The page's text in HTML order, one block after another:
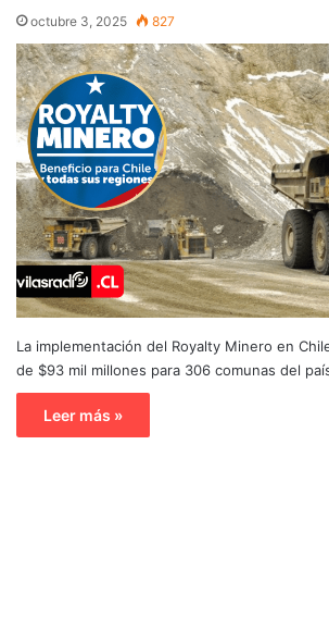
octubre 3, 2025 827
La implementación del Royalty Minero en
de $93 mil millones para 306 comunas del
Leer más »